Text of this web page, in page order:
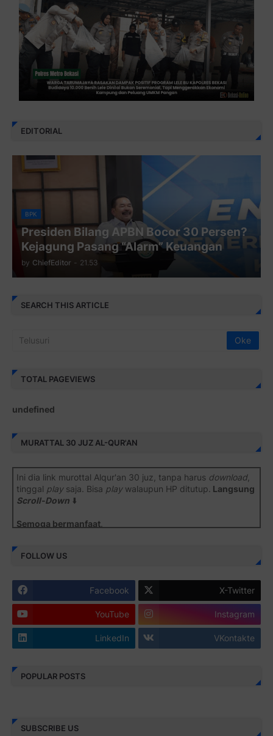
EDITORIAL
BPK
Presiden Bilang APBN Bocor 30 Persen?
Kejagung Pasang “Alarm” Keuangan
by ChiefEditor - 21.53
SEARCH THIS ARTICLE
TOTAL PAGEVIEWS
undefined
MURATTAL 30 JUZ AL-QUR'AN
Ini dia link murottal Alqur'an 30 juz, tanpa harus download,
tinggal playsaja. Bisa playwalaupun HP ditutup. Langsung
Scroll-Down ⬇️
Semoga bermanfaat
Juz 1 ⇨
Juz 3 ⇨ http://j.mp/2bFSrtF
Juz 4 ⇨ http://j.mp/2b8SXi3
Juz 5 ⇨ http://j.mp/2b8RZm3
Juz 9 ⇨http://j.mp/2byr1bu
FOLLOW US
Facebook X-Twitter
YouTube Instagram
LinkedIn VKontakte
POPULAR POSTS
SUBSCRIBE US